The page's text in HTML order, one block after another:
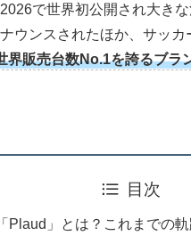
で世界初公開され大き
ウンスされたほか、サッ
界販売台数No.1を誇るブラ
目次
Plaud」とは？これまでの